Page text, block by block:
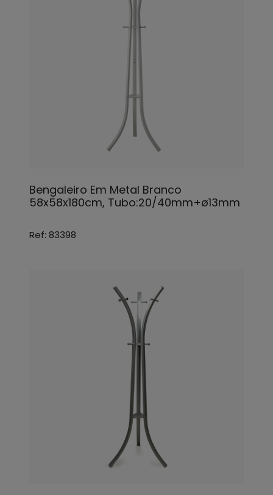
Bengaleiro Em Metal Branco
58x58x180cm, Tubo:20/40mm+ø13mm
Ref: 83398